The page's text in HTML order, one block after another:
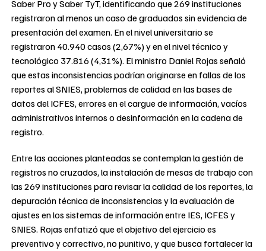
Saber Pro y Saber TyT, identificando que 269 instituciones
registraron al menos un caso de graduados sin evidencia de
presentación del examen. En el nivel universitario se
registraron 40.940 casos (2,67%) y en el nivel técnico y
tecnológico 37.816 (4,31%). El ministro Daniel Rojas señaló
que estas inconsistencias podrían originarse en fallas de los
reportes al SNIES, problemas de calidad en las bases de
datos del ICFES, errores en el cargue de información, vacíos
administrativos internos o desinformación en la cadena de
registro.
Entre las acciones planteadas se contemplan la gestión de
registros no cruzados, la instalación de mesas de trabajo con
las 269 instituciones para revisar la calidad de los reportes, la
depuración técnica de inconsistencias y la evaluación de
ajustes en los sistemas de información entre IES, ICFES y
SNIES. Rojas enfatizó que el objetivo del ejercicio es
preventivo y correctivo, no punitivo, y que busca fortalecer la